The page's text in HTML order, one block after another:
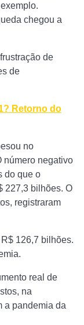
chegou a
de
de
Retorno do
no
número negativo
do que o
227,3 bilhões. O
registraram
126,7 bilhões.
real de
na
a pandemia da